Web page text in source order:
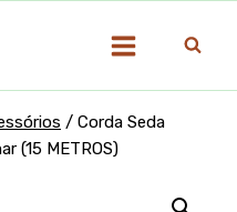
/ Corda Seda
(15 METROS)